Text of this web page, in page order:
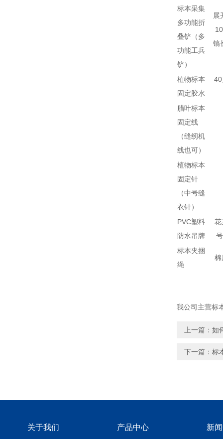
标本采集
多功能折
叠铲（多
功能工兵
铲）
展
镐
植物标本
固定胶水
腊叶标本
固定线
（缝纫机
线也可）
植物标本
固定针
（中号缝
衣针）
PVC塑料
防水吊牌
花
标本夹捆
绳
棉
我公司主营标
上一篇： 如
下一篇： 标
关于我们 产品中心 新